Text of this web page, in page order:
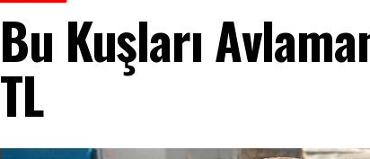
Bu Kuşları
TL